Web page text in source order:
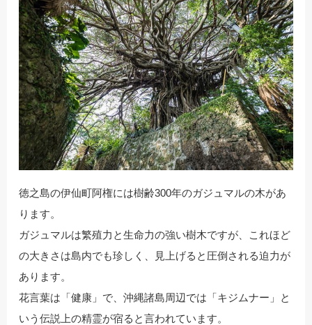
徳之島の伊仙町阿権には樹齢300年のガジュマルの木があ
ります。
ガジュマルは繁殖力と生命力の強い樹木ですが、これほど
の大きさは島内でも珍しく、見上げると圧倒される迫力が
あります。
花言葉は「健康」で、沖縄諸島周辺では「キジムナー」と
いう伝説上の精霊が宿ると言われています。